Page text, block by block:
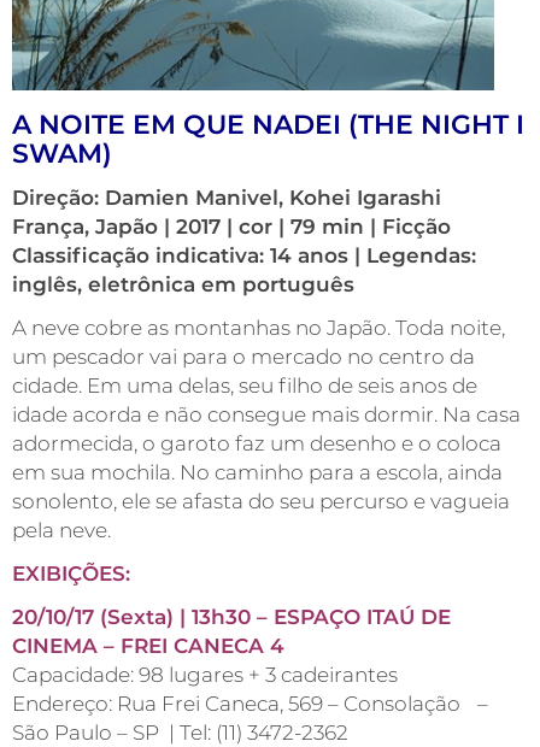
A NOITE EM QUE NADEI (THE NIGHT I
SWAM)
Direção: Damien Manivel, Kohei Igarashi
França, Japão | 2017 | cor | 79 min | Ficção
Classificação indicativa: 14 anos | Legendas:
inglês, eletrônica em português
A neve cobre as montanhas no Japão. Toda noite,
um pescador vai para o mercado no centro da
cidade. Em uma delas, seu filho de seis anos de
idade acorda e não consegue mais dormir. Na casa
adormecida, o garoto faz um desenho e o coloca
em sua mochila. No caminho para a escola, ainda
sonolento, ele se afasta do seu percurso e vagueia
pela neve.
EXIBIÇÕES:
20/10/17 (Sexta) | 13h30 – ESPAÇO ITAÚ DE
CINEMA – FREI CANECA 4
Capacidade: 98 lugares + 3 cadeirantes
Endereço: Rua Frei Caneca, 569 – Consolação –
São Paulo – SP | Tel: (11) 3472-2362